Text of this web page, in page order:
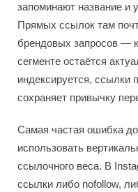
запоминают название и
Прямых ссылок там
брендовых запросов —
сегменте остаётся
индексируется, ссылки
сохраняет привычку
Самая частая ошибка
использовать
ссылочного веса. В
ссылки либо nofollow,